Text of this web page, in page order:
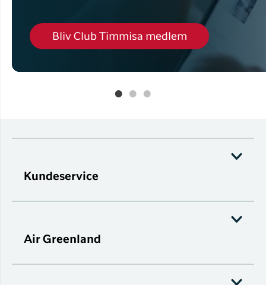
Bliv Club Timmisa medlem
Kundeservice
Air Greenland